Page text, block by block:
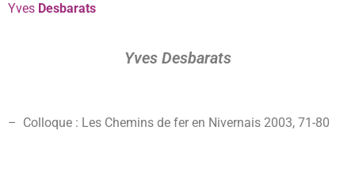
Yves Desbarats
Yves Desbarats
– Colloque : Les Chemins de fer en Nivernais 2003, 71-80